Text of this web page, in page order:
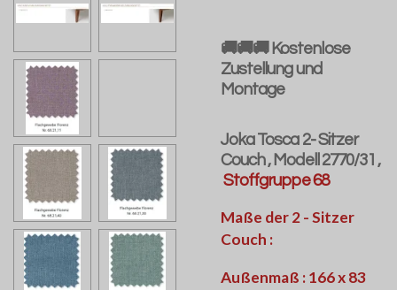
🚚🚚🚚 Kostenlose
Zustellung und
Montage
Joka Tosca 2- Sitzer
Couch , Modell 2770/31 ,
Stoffgruppe 68
Maße der 2 - Sitzer
Couch :
Außenmaß : 166 x 83